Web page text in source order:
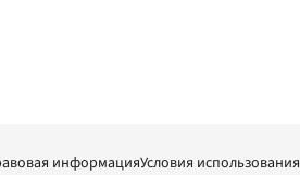
информацияУсловия использования